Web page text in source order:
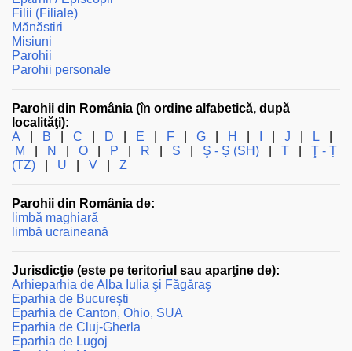
Filii (Filiale)
Mănăstiri
Misiuni
Parohii
Parohii personale
Parohii din România (în ordine alfabetică, după
localităţi):
A
B C D E F G H J L
M
N O P R S Ş - Ș (SH) T
Ţ - Ț
(TZ)
U V Z
Parohii din România de:
limbă maghiară
limbă ucraineană
Jurisdicţie (este pe teritoriul sau aparţine de):
Arhieparhia de Alba Iulia şi Făgăraş
Eparhia de Bucureşti
Eparhia de Canton, Ohio, SUA
Eparhia de Cluj-Gherla
Eparhia de Lugoj